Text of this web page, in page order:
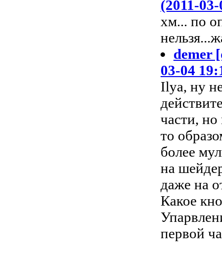
(2011-
хм... по
demer
03-04
Ilya, ну
части, но
то
более
на
даже на
Какое
первой